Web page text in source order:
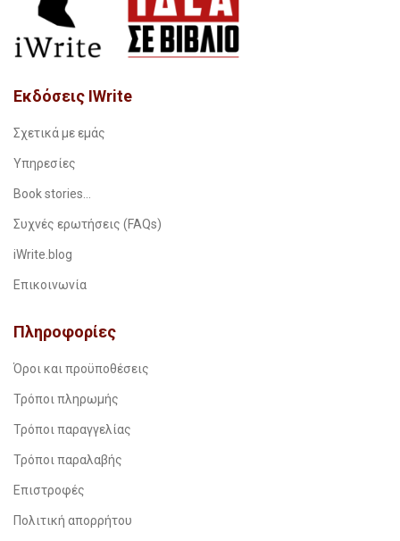
Εκδόσεις IWrite
Σχετικά με εμάς
Υπηρεσίες
Book stories…
Συχνές ερωτήσεις (FAQs)
iWrite.blog
Επικοινωνία
Πληροφορίες
Όροι και προϋποθέσεις
Τρόποι πληρωμής
Τρόποι παραγγελίας
Τρόποι παραλαβής
Επιστροφές
Πολιτική απορρήτου